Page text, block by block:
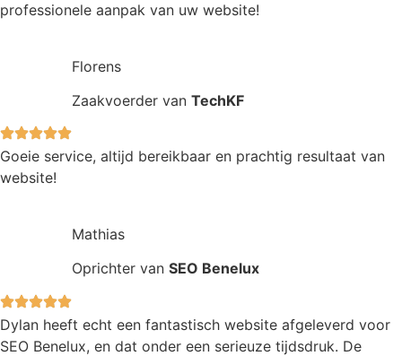
professionele aanpak van uw website!
Florens
Zaakvoerder van TechKF
Goeie service, altijd bereikbaar en prachtig resultaat van
website!
Mathias
Oprichter van SEO Benelux
Dylan heeft echt een fantastisch website afgeleverd voor
SEO Benelux, en dat onder een serieuze tijdsdruk. De